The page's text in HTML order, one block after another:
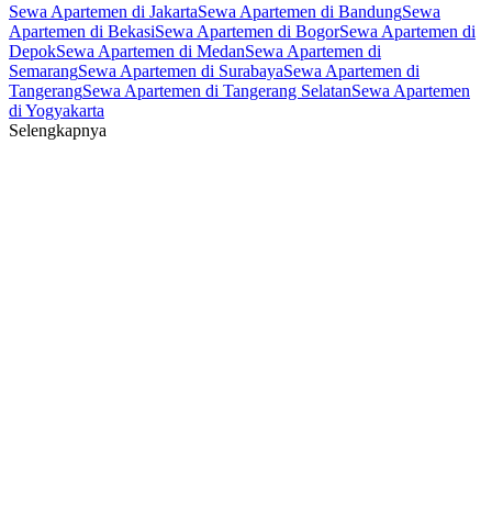
Sewa Apartemen di JakartaSewa Apartemen di BandungSewa
Apartemen di BekasiSewa Apartemen di BogorSewa Apartemen di
DepokSewa Apartemen di MedanSewa Apartemen di
SemarangSewa Apartemen di SurabayaSewa Apartemen di
TangerangSewa Apartemen di Tangerang SelatanSewa Apartemen
di Yogyakarta
Selengkapnya